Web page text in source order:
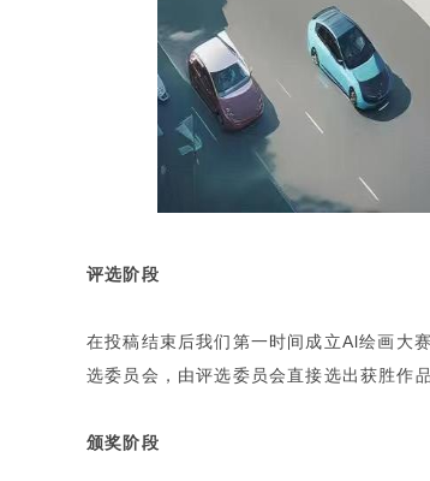
评选阶段
在投稿结束后我们第一时间成立Al绘画大
选委员会，由评选委员会直接选出获胜作品
颁奖阶段